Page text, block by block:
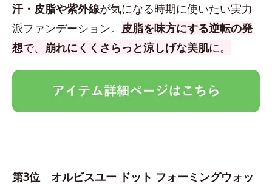
汗・皮脂や紫外線が気になる時期に使いたい実力
派ファンデーション。 皮脂を味方にする逆転の発
想で、 崩れにくくさらっと涼しげな美肌に。
第3位 オルビスユー ドット フォーミングウォッ